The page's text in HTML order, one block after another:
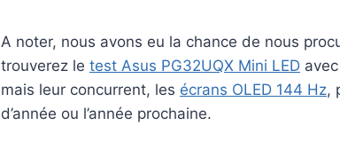
A noter, nous avons eu la chance de nous
trouverez le test Asus PG32UQX Mini LED
mais leur concurrent, les écrans OLED 144 Hz,
d’année ou l’année prochaine.